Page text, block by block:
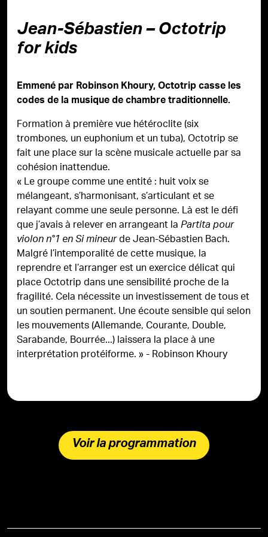
Jean-Sébastien – Octotrip
for kids
Emmené par Robinson Khoury, Octotrip casse les
codes de la musique de chambre traditionnelle.
Formation à première vue hétéroclite (six
trombones, un euphonium et un tuba), Octotrip se
fait une place sur la scène musicale actuelle par sa
cohésion inattendue.
« Le groupe comme une entité : huit voix se
mélangeant, s’harmonisant, s’articulant et se
relayant comme une seule personne. Là est le défi
que j’avais à relever en arrangeant laPartita pour
violon n°1 en Si mineurde Jean-Sébastien Bach.
Malgré l’intemporalité de cette musique, la
reprendre et l’arranger est un exercice délicat qui
place Octotrip dans une sensibilité proche de la
fragilité. Cela nécessite un investissement de tous et
un soutien permanent. Une écoute sensible qui selon
les mouvements (Allemande, Courante, Double,
Sarabande, Bourrée...) laissera la place à une
interprétation protéiforme. » - Robinson Khoury
Voir la programmation